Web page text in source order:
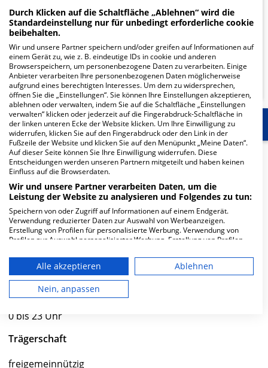
Beratung und Kontakt
KLINIKEN FINDEN
Start Für die Klinik Weitere Fachabteilungen
Herzlich Willkommen
St. Joseph Krankenhaus Prüm in der Kalvarienberg 4 ist
ein kleines Krankenhaus in Prüm. Mit einer Kapazität
von 138 Betten werden in den spezialisierten
Fachabteilungen pro Jahr etwa 4.169 medizinische Fälle
Weiterlesen
Besuchszeiten
0 bis 23 Uhr
Trägerschaft
freigemeinnützig
Durch Klicken auf die Schaltfläche „Ablehnen“ wird die
Standardeinstellung nur für unbedingt erforderliche cookie
beibehalten.
Wir und unsere Partner speichern und/oder greifen auf Informationen auf
einem Gerät zu, wie z. B. eindeutige IDs in cookie und anderen
Browserspeichern, um personenbezogene Daten zu verarbeiten. Einige
Anbieter verarbeiten Ihre personenbezogenen Daten möglicherweise
aufgrund eines berechtigten Interesses. Um dem zu widersprechen,
öffnen Sie die „Einstellungen“. Sie können Ihre Einstellungen akzeptieren,
ablehnen oder verwalten, indem Sie auf die Schaltfläche „Einstellungen
verwalten“ klicken oder jederzeit auf die Fingerabdruck-Schaltfläche in
der linken unteren Ecke der Website klicken. Um Ihre Einwilligung zu
widerrufen, klicken Sie auf den Fingerabdruck oder den Link in der
Fußzeile der Website und klicken Sie auf den Menüpunkt „Meine Daten“.
Auf dieser Seite können Sie Ihre Einwilligung widerrufen. Diese
Entscheidungen werden unseren Partnern mitgeteilt und haben keinen
Einfluss auf die Browserdaten.
Wir und unsere Partner verarbeiten Daten, um die
Leistung der Website zu analysieren und Folgendes zu tun:
Speichern von oder Zugriff auf Informationen auf einem Endgerät.
Verwendung reduzierter Daten zur Auswahl von Werbeanzeigen.
Erstellung von Profilen für personalisierte Werbung. Verwendung von
Profilen zur Auswahl personalisierter Werbung. Erstellung von Profilen
personalisierter Inhalte. Messung der Werbeleistung. Messung der
Performance von Inhalten. Analyse von Zielgruppen durch Statistiken
oder Kombinationen von Daten aus verschiedenen Quellen. Entwicklung
und Verbesserung der Angebote. Verwendung reduzierter Daten zur
Auswahl von Inhalten.
die USA gesendet werden.
Website/App.
Alle akzeptieren
Ablehnen
Nein, anpassen